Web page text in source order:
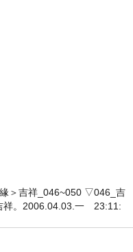
＞吉祥_046~050 ▽046_吉
。2006.04.03.一 23:11: